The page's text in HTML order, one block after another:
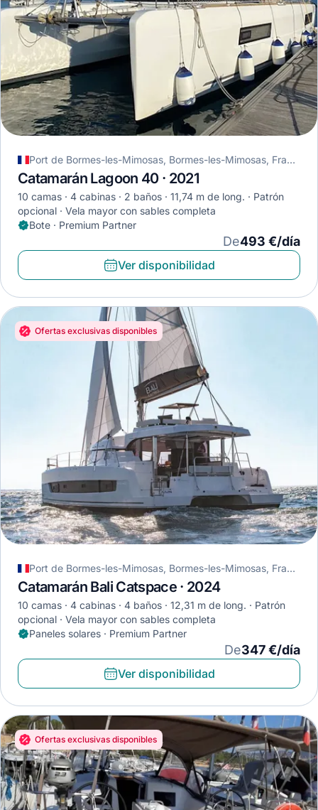
Port de Bormes-les-Mimosas, Bormes-les-Mimosas, Francia
Catamarán Lagoon 40 · 2021
10 camas 4 cabinas 2 baños 11,74 m de long.
Patrón
opcional
Vela mayor con sables completa
Bote · Premium Partner
De493 €/día
Ver disponibilidad
Ofertas exclusivas disponibles
Port de Bormes-les-Mimosas, Bormes-les-Mimosas, Francia
Catamarán Bali Catspace · 2024
10 camas 4 cabinas 4 baños 12,31 m de long.
Patrón
opcional
Vela mayor con sables completa
Paneles solares · Premium Partner
De347 €/día
Ver disponibilidad
Ofertas exclusivas disponibles